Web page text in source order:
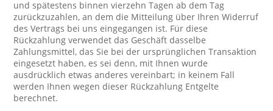
und spätestens binnen vierzehn Tagen ab dem Tag
zurückzuzahlen, an dem die Mitteilung über Ihren Widerruf
des Vertrags bei uns eingegangen ist. Für diese
Rückzahlung verwendet das Geschäft dasselbe
Zahlungsmittel, das Sie bei der ursprünglichen Transaktion
eingesetzt haben, es sei denn, mit Ihnen wurde
ausdrücklich etwas anderes vereinbart; in keinem Fall
werden Ihnen wegen dieser Rückzahlung Entgelte
berechnet.